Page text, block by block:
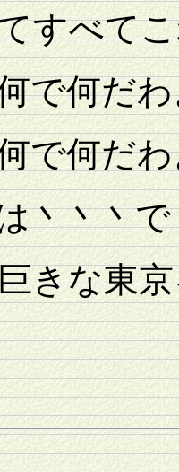
てこ
だわ
だわ
丶で
東京を